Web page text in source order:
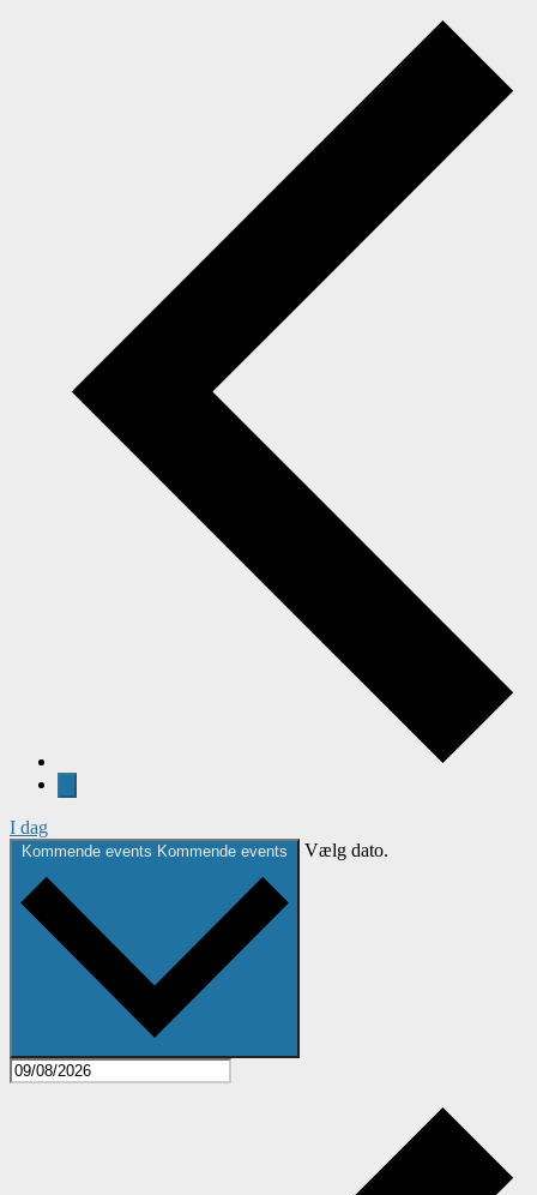
I dag
Kommende events Kommende events Vælg dato.